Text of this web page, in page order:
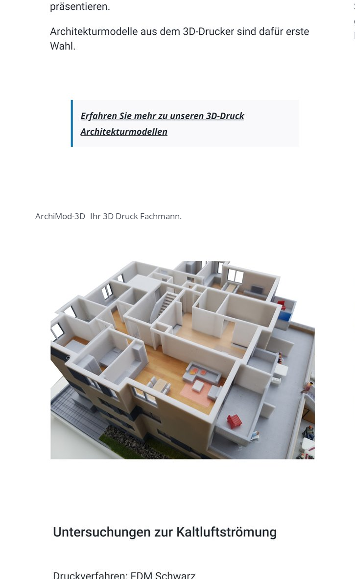
ArchiMod-3D Ihr 3D Druck Fachmann.